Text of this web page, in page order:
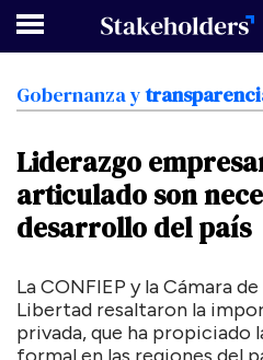
Gobernanzay
Liderazgo
articulado son
desarrollo del país
La CONFIEP y la Cámara
Libertad resaltaron la
privada, que ha propiciado